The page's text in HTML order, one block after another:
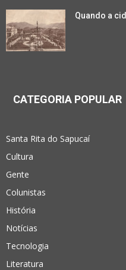
Quando a
CATEGORIA POPULAR
Santa Rita do Sapucaí
Cultura
Gente
Colunistas
História
Notícias
Tecnologia
Literatura